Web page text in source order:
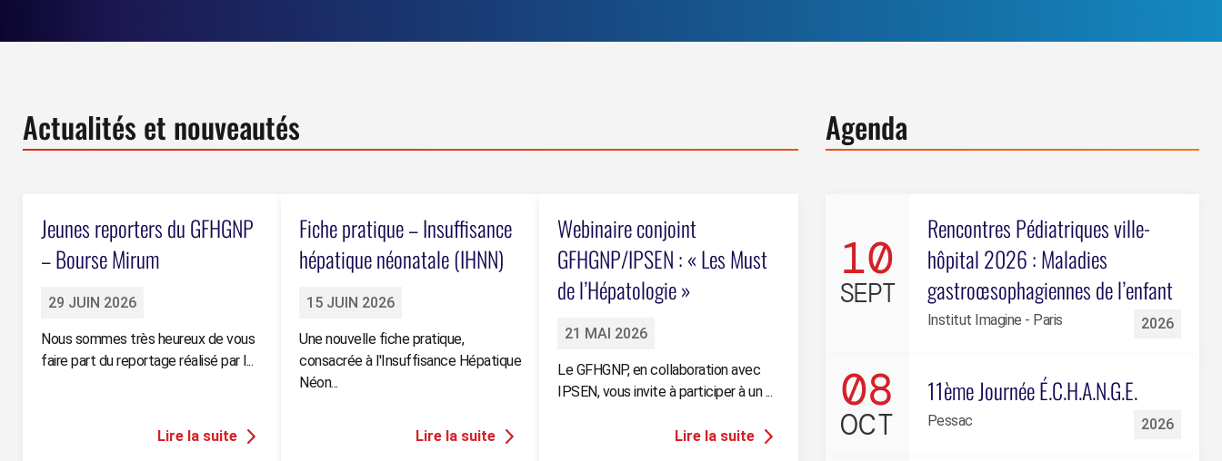
Actualités et nouveautés
Jeunes reporters du GFHGNP
– Bourse Mirum
29 JUIN 2026
Nous sommes très heureux de vous
faire part du reportage réalisé par l...
Fiche pratique – Insuffisance
hépatique néonatale (IHNN)
15 JUIN 2026
Une nouvelle fiche pratique,
consacrée à l'Insuffisance Hépatique
Néon...
Webinaire conjoint
GFHGNP/IPSEN : « Les Must
de l’Hépatologie »
21 MAI 2026
Le GFHGNP, en collaboration avec
IPSEN, vous invite à participer à un ...
Agenda
10
SEPT
Rencontres Pédiatriques ville-
hôpital 2026 : Maladies
gastroœsophagiennes de l’enfant
Institut Imagine - Paris 2026
08
OCT
11ème Journée É.C.H.A.N.G.E.
Pessac 2026